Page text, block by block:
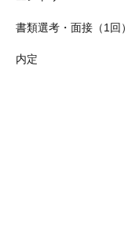
書類選考・面接（1回）
内定